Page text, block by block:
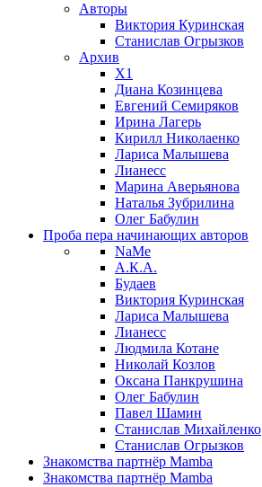
Авторы
Виктория Куринская
Станислав Огрызков
Архив
X1
Диана Козинцева
Евгений Семиряков
Ирина Лагерь
Кирилл Николаенко
Лариса Малышева
Лианесс
Марина Аверьянова
Наталья Зубрилина
Олег Бабулин
Проба пера начинающих авторов
NaMe
А.К.А.
Будаев
Виктория Куринская
Лариса Малышева
Лианесс
Людмила Котане
Николай Козлов
Оксана Панкрушина
Олег Бабулин
Павел Шамин
Станислав Михайленко
Станислав Огрызков
Знакомства партнёр Mamba
Знакомства партнёр Mamba